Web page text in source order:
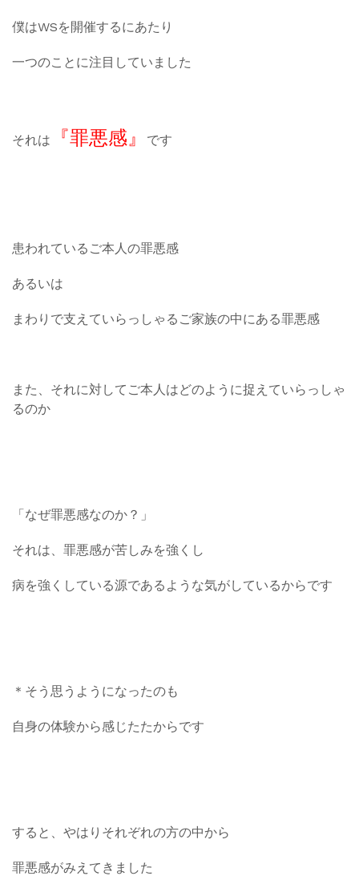
僕はWSを開催するにあたり
一つのことに注目していました
それは 『罪悪感』 です
患われているご本人の罪悪感
あるいは
まわりで支えていらっしゃるご家族の中にある罪悪感
また、それに対してご本人はどのように捉えていらっしゃ
るのか
「なぜ罪悪感なのか？」
それは、罪悪感が苦しみを強くし
病を強くしている源であるような気がしているからです
＊そう思うようになったのも
自身の体験から感じたたからです
すると、やはりそれぞれの方の中から
罪悪感がみえてきました